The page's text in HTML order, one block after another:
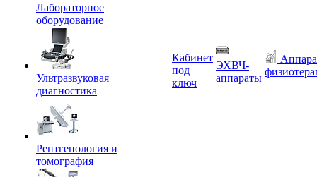
Лабораторное
оборудование
Ультразвуковая
диагностика
Рентгенология и
томография
Кабинет
под
ключ
ЭХВЧ-
аппараты